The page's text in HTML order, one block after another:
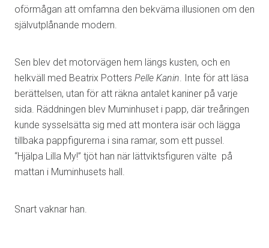
oförmågan att omfamna den bekväma illusionen om den
självutplånande modern.
Sen blev det motorvägen hem längs kusten, och en
helkväll med Beatrix Potters Pelle Kanin . Inte för att läsa
berättelsen, utan för att räkna antalet kaniner på varje
sida. Räddningen blev Muminhuset i papp, där treåringen
kunde sysselsätta sig med att montera isär och lägga
tillbaka pappfigurerna i sina ramar, som ett pussel.
“Hjälpa Lilla My!” tjöt han när lättviktsfiguren välte på
mattan i Muminhusets hall.
Snart vaknar han.